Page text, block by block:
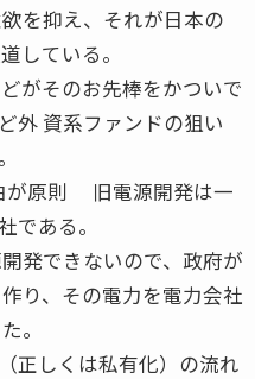
を抑え、それが日本の
している。
がそのお先棒をかついで
外 資系ファンドの狙い
則 旧電源開発は一
である。
発できないので、政府が
り、その電力を電力会社
。
正しくは私有化）の流れ